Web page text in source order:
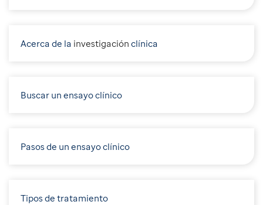
Acerca de la investigación clínica
Buscar un ensayo clínico
Pasos de un ensayo clínico
Tipos de tratamiento